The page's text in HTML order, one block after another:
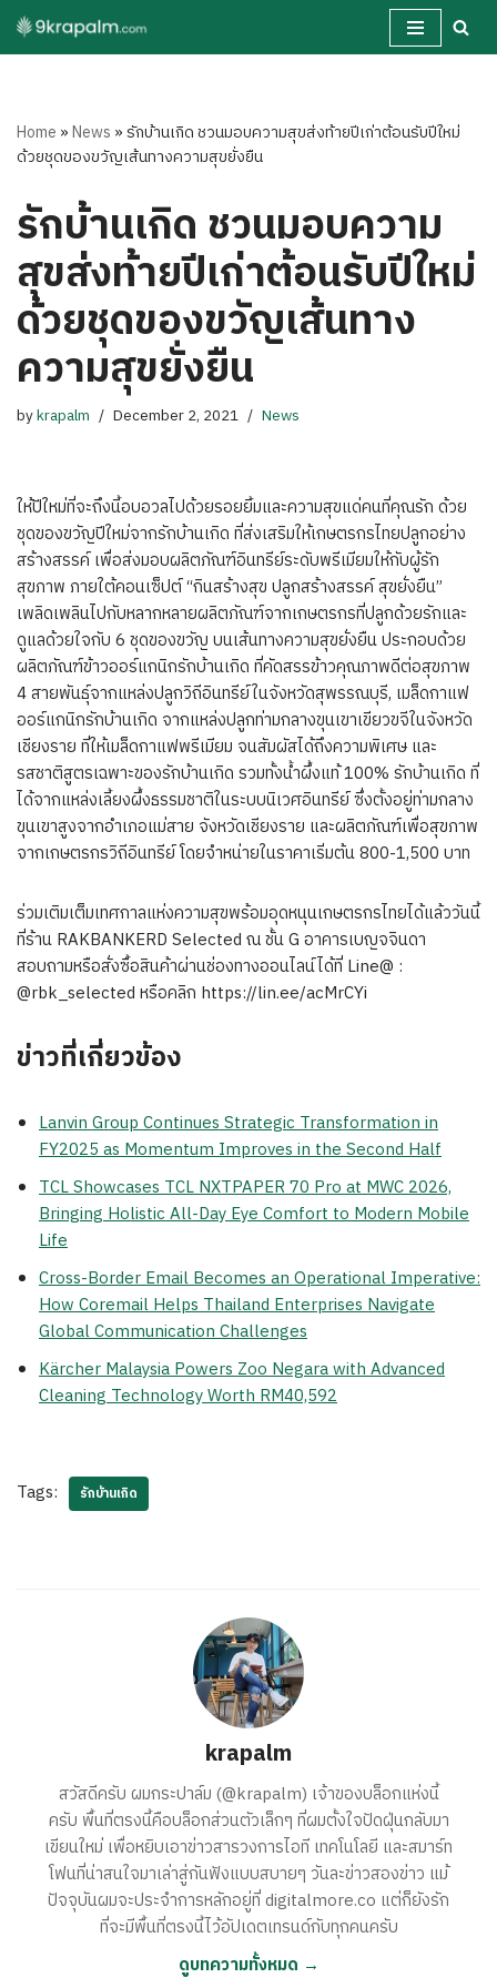
Skip
Home »News »รักบ้านเกิด ชวนมอบความสุขส่งท้ายปีเก่าต้อนรับปีใหม่
ด้วยชุดของขวัญเส้นทางความสุขยั่งยืน
รักบ้านเกิด ชวนมอบความ
สุขส่งท้ายปีเก่าต้อนรับปีใหม่
ด้วยชุดของขวัญเส้นทาง
ความสุขยั่งยืน
bykrapalm December 2, 2021 News
ให้ปีใหม่ที่จะถึงนี้อบอวลไปด้วยรอยยิ้มและความสุขแด่คนที่คุณรัก ด้วย
ชุดของขวัญปีใหม่จากรักบ้านเกิด ที่ส่งเสริมให้เกษตรกรไทยปลูกอย่าง
สร้างสรรค์ เพื่อส่งมอบผลิตภัณฑ์อินทรีย์ระดับพรีเมียมให้กับผู้รัก
สุขภาพ ภายใต้คอนเซ็ปต์ “กินสร้างสุข ปลูกสร้างสรรค์ สุขยั่งยืน”
เพลิดเพลินไปกับหลากหลายผลิตภัณฑ์จากเกษตรกรที่ปลูกด้วยรักและ
ดูแลด้วยใจกับ 6 ชุดของขวัญ บนเส้นทางความสุขยั่งยืน ประกอบด้วย
ผลิตภัณฑ์ข้าวออร์แกนิกรักบ้านเกิด ที่คัดสรรข้าวคุณภาพดีต่อสุขภาพ
4 สายพันธุ์จากแหล่งปลูกวิถีอินทรีย์ในจังหวัดสุพรรณบุรี, เมล็ดกาแฟ
ออร์แกนิกรักบ้านเกิด จากแหล่งปลูกท่ามกลางขุนเขาเขียวขจีในจังหวัด
เชียงราย ที่ให้เมล็ดกาแฟพรีเมียม จนสัมผัสได้ถึงความพิเศษ และ
รสชาติสูตรเฉพาะของรักบ้านเกิด รวมทั้งน้ำผึ้งแท้ 100% รักบ้านเกิด ที่
ได้จากแหล่งเลี้ยงผึ้งธรรมชาติในระบบนิเวศอินทรีย์ ซึ่งตั้งอยู่ท่ามกลาง
ขุนเขาสูงจากอำเภอแม่สาย จังหวัดเชียงราย และผลิตภัณฑ์เพื่อสุขภาพ
จากเกษตรกรวิถีอินทรีย์ โดยจำหน่ายในราคาเริ่มต้น 800-1,500 บาท
ร่วมเติมเต็มเทศกาลแห่งความสุขพร้อมอุดหนุนเกษตรกรไทยได้แล้ววันนี้
ที่ร้าน RAKBANKERD Selected ณ ชั้น G อาคารเบญจจินดา
สอบถามหรือสั่งซื้อสินค้าผ่านช่องทางออนไลน์ได้ที่ Line@ :
@rbk_selected หรือคลิก https://lin.ee/acMrCYi
ข่าวที่เกี่ยวข้อง
Lanvin Group Continues Strategic Transformation in
FY2025 as Momentum Improves in the Second Half
TCL Showcases TCL NXTPAPER 70 Pro at MWC 2026,
Bringing Holistic All-Day Eye Comfort to Modern Mobile
Life
Cross-Border Email Becomes an Operational Imperative:
How Coremail Helps Thailand Enterprises Navigate
Global Communication Challenges
Kärcher Malaysia Powers Zoo Negara with Advanced
Cleaning Technology Worth RM40,592
Tags: รักบ้านเกิด
krapalm
สวัสดีครับ ผมกระปาล์ม (@krapalm) เจ้าของบล็อกแห่งนี้
ครับ พื้นที่ตรงนี้คือบล็อกส่วนตัวเล็กๆ ที่ผมตั้งใจปัดฝุ่นกลับมา
เขียนใหม่ เพื่อหยิบเอาข่าวสารวงการไอที เทคโนโลยี และสมาร์ท
โฟนที่น่าสนใจมาเล่าสู่กันฟังแบบสบายๆ วันละข่าวสองข่าว แม้
ปัจจุบันผมจะประจำการหลักอยู่ที่ digitalmore.co แต่ก็ยังรัก
ที่จะมีพื้นที่ตรงนี้ไว้อัปเดตเทรนด์กับทุกคนครับ
ดูบทความทั้งหมด →